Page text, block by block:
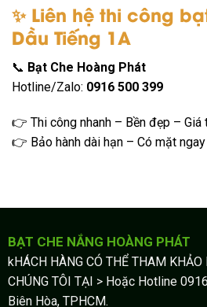
✨ Liên hệ thi công
Dầu Tiếng 1A
📞 Bạt Che Hoàng Phát
Hotline/Zalo: 0916 500 399
👉 Thi công nhanh – Bền đẹp – Giá
👉 Bảo hành dài hạn – Có mặt
BẠT CHE NẮNG HOÀNG PHÁT
kHÁCH HÀNG CÓ THỂ THAM
CHÚNG TÔI TẠI > Hoặc Hotline
Biên Hòa, TPHCM.